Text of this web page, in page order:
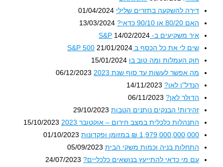
דירה להשקעה בתזרים שלילי 01/04/2024
האם 80/20 או 90/10 כדאי?
13/03/2024
איך משקיעים ב- S&P14/02/2024
שים לי את כל הכסף ב S&P 50021/01/2024
חוק העמלות ומה טוב בו 15/01/2024
מה אפשר לעשות עד סוף שנת 2023
06/12/2023
הנדל"ן לאן? 14/11/2023
הדולר לאן? 06/11/2023
זהירות! הבנקים נותנים הטבות 29/10/2023
התנהלות כלכלית במצב חירום – אוקטובר 2023
15/10/2023
1,979,000,000,000 ₪ במזומן ופקדונות
01/10/2023
התחלות בניה וכמות משקי הבית 05/09/2023
עם מי כדאי להתייעץ בנושאים כלכליים? 24/07/2023